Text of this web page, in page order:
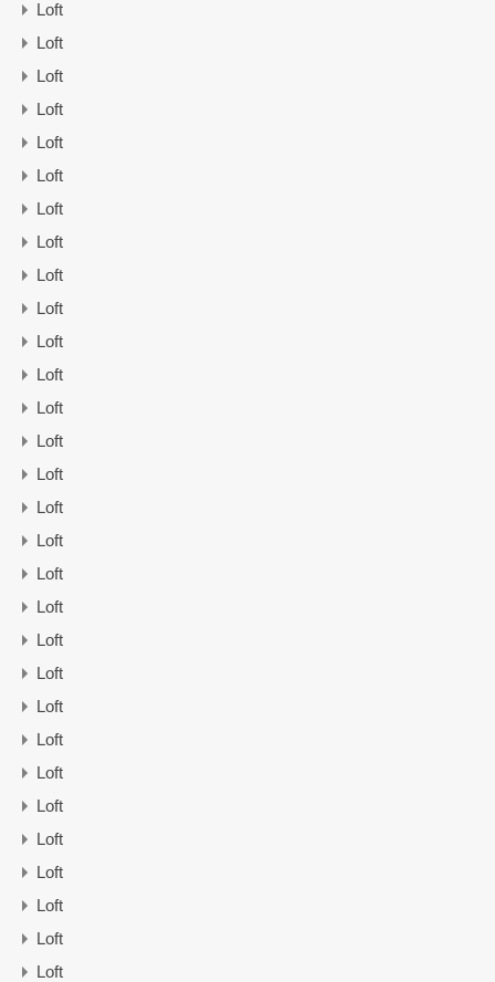
Loft
Loft
Loft
Loft
Loft
Loft
Loft
Loft
Loft
Loft
Loft
Loft
Loft
Loft
Loft
Loft
Loft
Loft
Loft
Loft
Loft
Loft
Loft
Loft
Loft
Loft
Loft
Loft
Loft
Loft